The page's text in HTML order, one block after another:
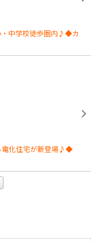
中学校徒歩圏内♪◆カ
電化住宅が新登場♪◆